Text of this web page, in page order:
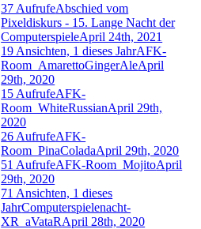
37 AufrufeAbschied vom
Pixeldiskurs - 15. Lange Nacht der
ComputerspieleApril 24th, 2021
19 Ansichten, 1 dieses JahrAFK-
Room_AmarettoGingerAleApril
29th, 2020
15 AufrufeAFK-
Room_WhiteRussianApril 29th,
2020
26 AufrufeAFK-
Room_PinaColadaApril 29th, 2020
51 AufrufeAFK-Room_MojitoApril
29th, 2020
71 Ansichten, 1 dieses
JahrComputerspielenacht-
XR_aVataRApril 28th, 2020